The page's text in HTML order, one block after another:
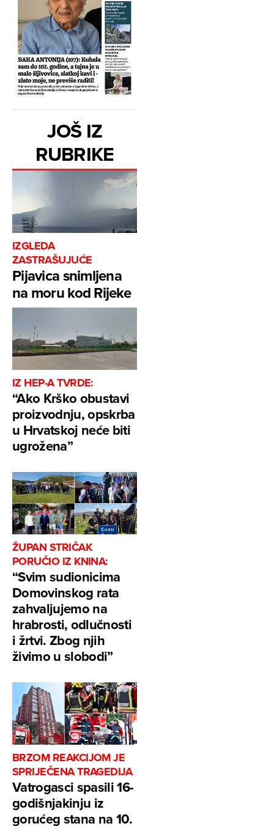
JOŠ IZ
RUBRIKE
IZGLEDA
ZASTRAŠUJUĆE
Pijavica snimljena
na moru kod Rijeke
IZ HEP-A TVRDE:
“Ako Krško obustavi
proizvodnju, opskrba
u Hrvatskoj neće biti
ugrožena”
ŽUPAN STRIČAK
PORUČIO IZ KNINA:
“Svim sudionicima
Domovinskog rata
zahvaljujemo na
hrabrosti, odlučnosti
i žrtvi. Zbog njih
živimo u slobodi”
BRZOM REAKCIJOM JE
SPRIJEČENA TRAGEDIJA
Vatrogasci spasili 16-
godišnjakinju iz
gorućeg stana na 10.